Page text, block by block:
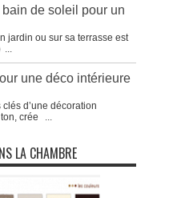
de soleil pour un
jardin ou sur sa terrasse est
...
une déco intérieure
d’une décoration
crée
...
LA CHAMBRE